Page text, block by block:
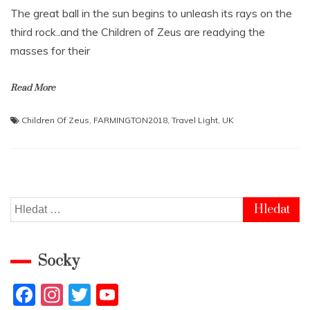
The great ball in the sun begins to unleash its rays on the
third rock..and the Children of Zeus are readying the
masses for their
Read More
Children Of Zeus, FARMINGTON2018, Travel Light, UK
Vyhledávání
Socky
F
In T